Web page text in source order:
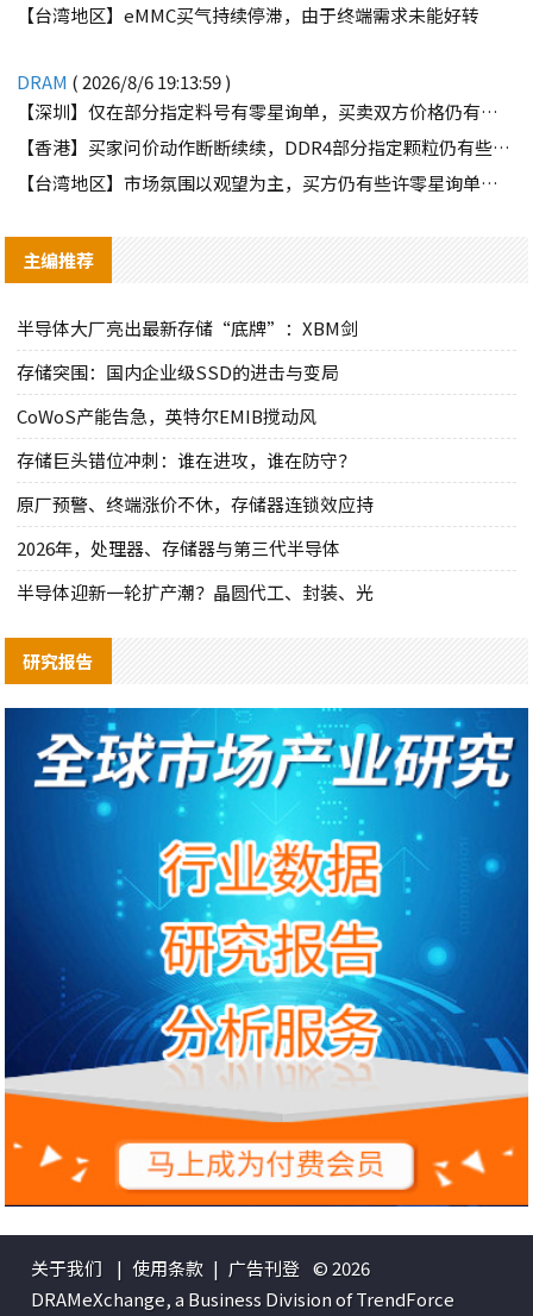
【台湾地区】eMMC买气持续停滞，由于终端需求未能好转
DRAM ( 2026/8/6 19:13:59 )
【深圳】仅在部分指定料号有零星询单，买卖双方价格仍有差距
【香港】买家问价动作断断续续，DDR4部分指定颗粒仍有些许询单
【台湾地区】市场氛围以观望为主，买方仍有些许零星询单释出
主编推荐
半导体大厂亮出最新存储“底牌”：XBM剑
存储突围：国内企业级SSD的进击与变局
CoWoS产能告急，英特尔EMIB搅动风
存储巨头错位冲刺：谁在进攻，谁在防守？
原厂预警、终端涨价不休，存储器连锁效应持
2026年，处理器、存储器与第三代半导体
半导体迎新一轮扩产潮？晶圆代工、封装、光
研究报告
关于我们 | 使用条款 | 广告刊登 © 2026
DRAMeXchange, a Business Division of TrendForce